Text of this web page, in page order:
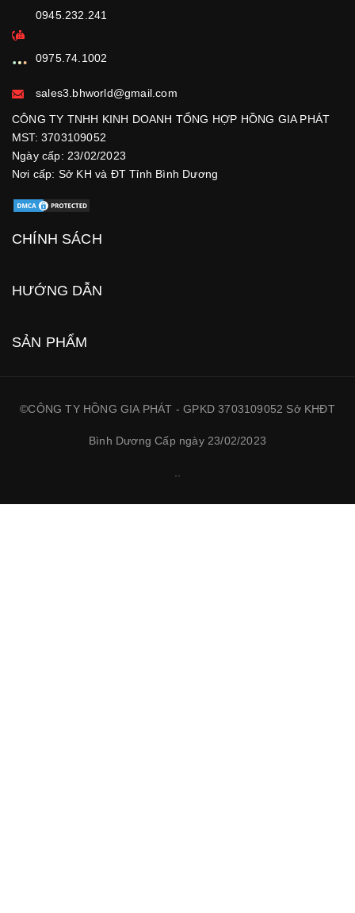
0945.232.241
0975.74.1002
sales3.bhworld@gmail.com
CÔNG TY TNHH KINH DOANH TỔNG HỢP HỒNG GIA PHÁT
MST: 3703109052
Ngày cấp: 23/02/2023
Nơi cấp: Sở KH và ĐT Tỉnh Bình Dương
CHÍNH SÁCH
HƯỚNG DẪN
SẢN PHẨM
©CÔNG TY HỒNG GIA PHÁT - GPKD 3703109052 Sở KHĐT
Bình Dương Cấp ngày 23/02/2023
..